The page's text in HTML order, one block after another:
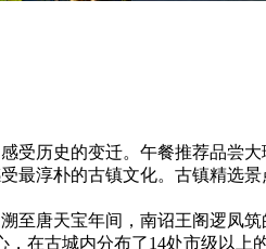
受历史的变迁。午餐推荐品尝大
受最淳朴的古镇文化。古镇精选
至唐天宝年间，南诏王阁逻凤
在古城内分布了14处市级以